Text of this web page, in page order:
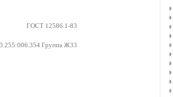
ГОСТ 12586.1-83
Группа Ж33